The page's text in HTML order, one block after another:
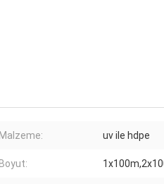
Malzeme: uv ile hdpe
Boyut: